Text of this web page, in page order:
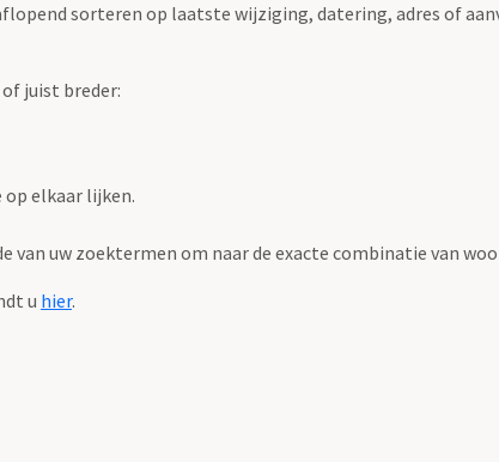
sorteren op laatste wijziging, datering, adres of
juist breder:
elkaar lijken.
van uw zoektermen om naar de exacte combinatie van
u hier.